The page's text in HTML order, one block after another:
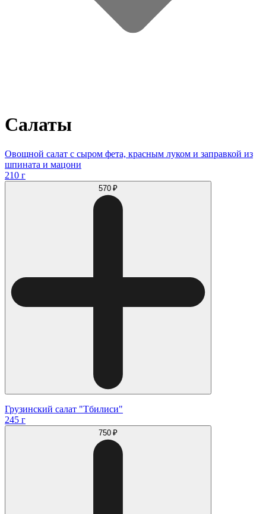
Салаты
Овощной салат с сыром фета, красным луком и заправкой из
шпината и мацони
210 г
570 ₽
Грузинский салат "Тбилиси"
245 г
750 ₽